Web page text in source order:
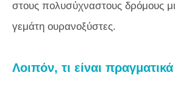
στους πολυσύχναστους δρόμους
γεμάτη ουρανοξύστες.
Λοιπόν, τι είναι